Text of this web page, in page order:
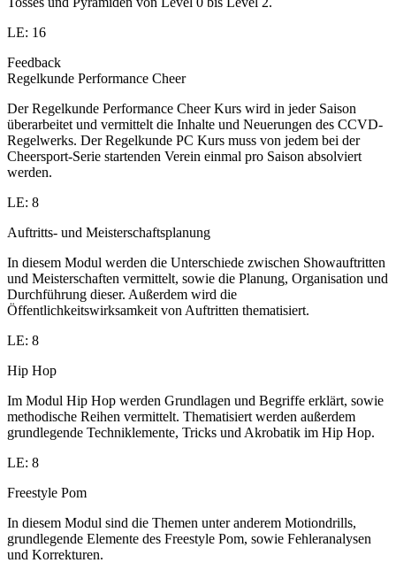
LE: 16
Feedback
Regelkunde Performance Cheer
Der Regelkunde Performance Cheer Kurs wird in jeder Saison
überarbeitet und vermittelt die Inhalte und Neuerungen des CCVD-
Regelwerks. Der Regelkunde PC Kurs muss von jedem bei der
Cheersport-Serie startenden Verein einmal pro Saison absolviert
werden.
LE: 8
Auftritts- und Meisterschaftsplanung
In diesem Modul werden die Unterschiede zwischen Showauftritten
und Meisterschaften vermittelt, sowie die Planung, Organisation und
Durchführung dieser. Außerdem wird die
Öffentlichkeitswirksamkeit von Auftritten thematisiert.
LE: 8
Hip Hop
Im Modul Hip Hop werden Grundlagen und Begriffe erklärt, sowie
methodische Reihen vermittelt. Thematisiert werden außerdem
grundlegende Techniklemente, Tricks und Akrobatik im Hip Hop.
LE: 8
Freestyle Pom
In diesem Modul sind die Themen unter anderem Motiondrills,
grundlegende Elemente des Freestyle Pom, sowie Fehleranalysen
und Korrekturen.